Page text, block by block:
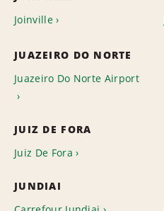
Joinville
JUAZEIRO DO NORTE
Juazeiro Do Norte Airport
JUIZ DE FORA
Juiz De Fora
JUNDIAI